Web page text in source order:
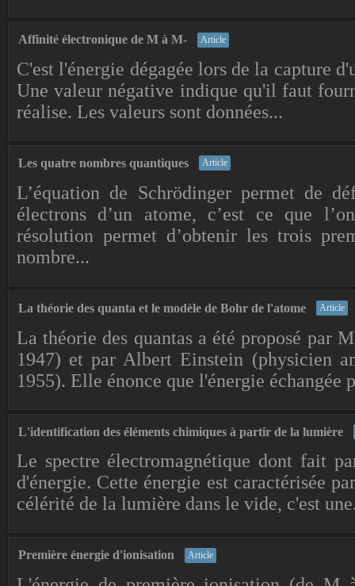
Affinité électronique de M à M- Article
C'est l'énergie dégagée lors de la capture
Une valeur négative indique qu'il faut
réalise. Les valeurs sont données...
Les quatre nombres quantiques Article
L’équation de Schrödinger permet de
électrons d’un atome, c’est ce que
résolution permet d’obtenir les trois
nombre...
La théorie des quanta et le modèle de Bohr de l'atome Article
La théorie des quantas a été proposé par
1947) et par Albert Einstein (physicien
1955). Elle énonce que l'énergie échangée
L'identification des éléments chimiques à partir de la lumière
Le spectre électromagnétique dont fait
d'énergie. Cette énergie est caractérisée
célérité de la lumière dans le vide, c'est
Première énergie d'ionisation Article